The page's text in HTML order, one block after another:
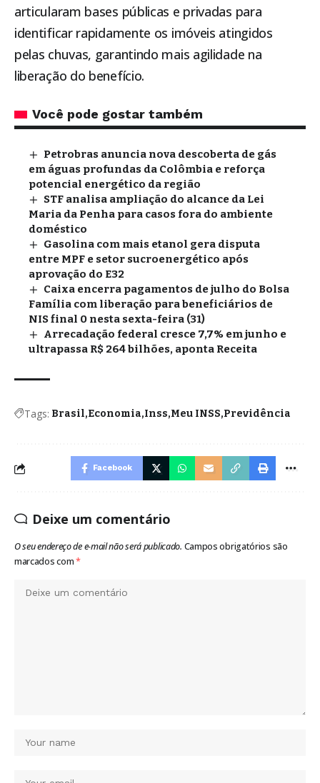
articularam bases públicas e privadas para
identificar rapidamente os imóveis atingidos
pelas chuvas, garantindo mais agilidade na
liberação do benefício.
Você pode gostar também
Petrobras anuncia nova descoberta de gás
em águas profundas da Colômbia e reforça
potencial energético da região
STF analisa ampliação do alcance da Lei
Maria da Penha para casos fora do ambiente
doméstico
Gasolina com mais etanol gera disputa
entre MPF e setor sucroenergético após
aprovação do E32
Caixa encerra pagamentos de julho do Bolsa
Família com liberação para beneficiários de
NIS final 0 nesta sexta-feira (31)
Arrecadação federal cresce 7,7% em junho e
ultrapassa R$ 264 bilhões, aponta Receita
Tags: Brasil Economia Inss Meu INSS Previdência
Facebook
Deixe um comentário
O seu endereço de e-mail não será publicado. Campos obrigatórios são
marcados com*